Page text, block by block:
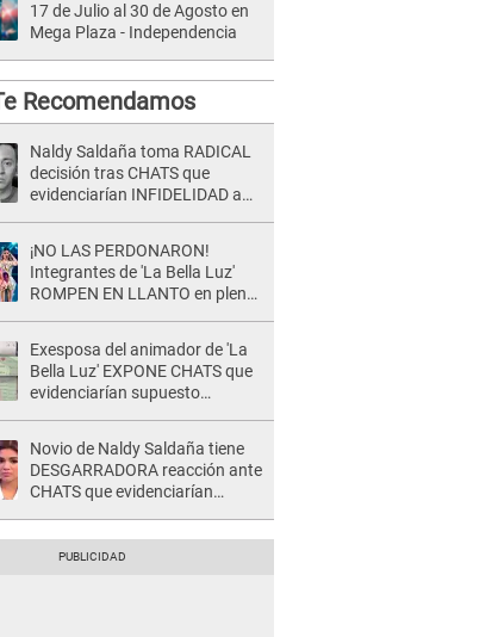
17 de Julio al 30 de Agosto en
Mega Plaza - Independencia
Recomendamos
Naldy Saldaña toma RADICAL
decisión tras CHATS que
evidenciarían INFIDELIDAD a
¡NO LAS PERDONARON!
Integrantes de 'La Bella Luz'
ROMPEN EN LLANTO en pleno
Exesposa del animador de 'La
Bella Luz' EXPONE CHATS que
evidenciarían supuesto
Novio de Naldy Saldaña tiene
DESGARRADORA reacción ante
CHATS que evidenciarían